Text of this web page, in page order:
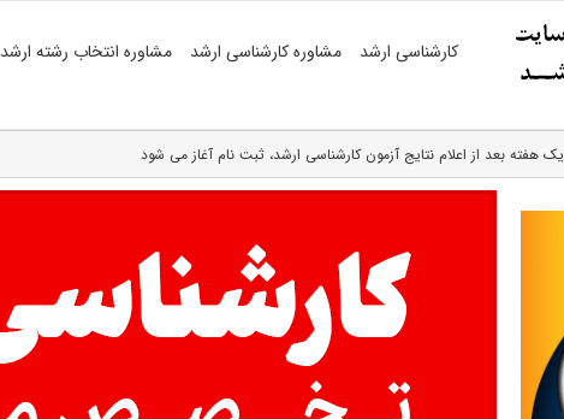
کارشناسی ارشد مشاوره کارشناسی ارشد مشاوره انتخاب رشته ارشد
یک هفته بعد از اعلام نتایج آزمون کارشناسی ارشد، ثبت نام آغاز می شود